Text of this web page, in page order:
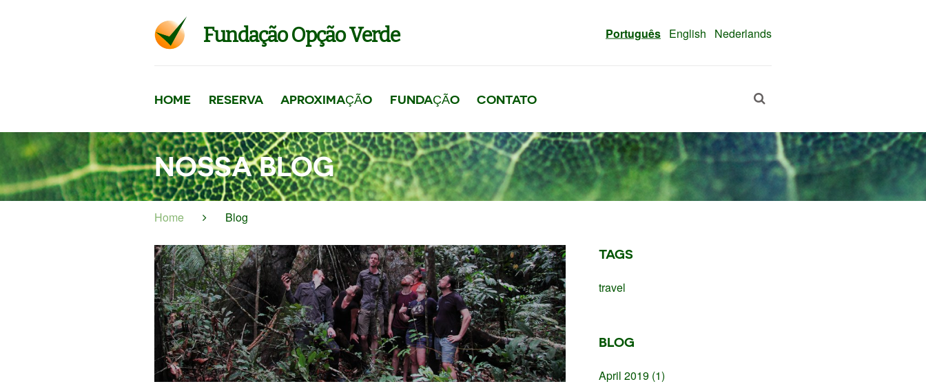
Fundação Opção Verde Português English Nederlands
HOME RESERVA APROXIMAÇÃO FUNDAÇÃO CONTATO
NOSSA BLOG
Home Blog
TAGS
travel
BLOG
April 2019 (1)